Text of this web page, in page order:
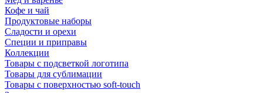
Кофе и чай
Продуктовые наборы
Сладости и орехи
Специи и приправы
Коллекции
Товары с подсветкой логотипа
Товары для сублимации
Товары с поверхностью soft-touch